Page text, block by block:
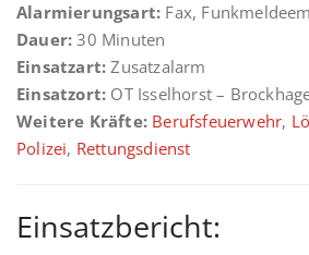
Alarmierungsart: Fax,
Dauer: 30 Minuten
Einsatzart: Zusatzalarm
Einsatzort: OT Isselhorst –
Weitere Kräfte: Berufsfeuerwehr,
Polizei, Rettungsdienst
Einsatzbericht: